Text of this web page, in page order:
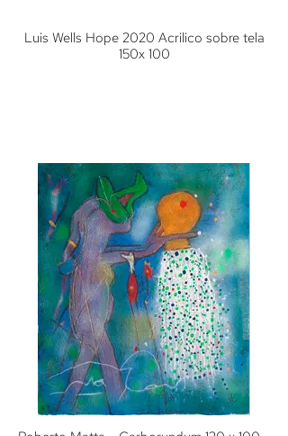
Luis Wells Hope 2020 Acrilico sobre tela
150x 100